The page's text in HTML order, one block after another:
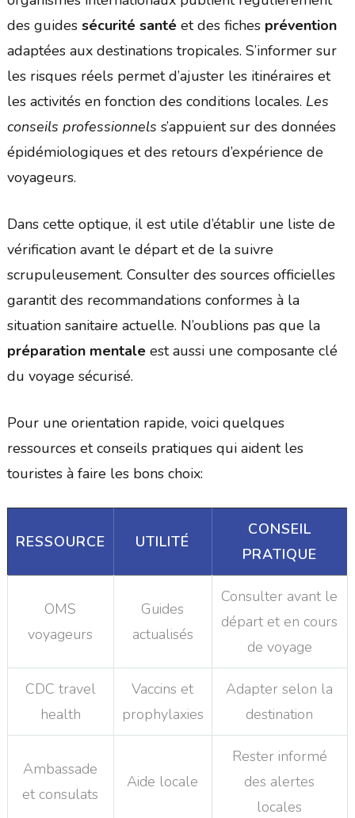
des guides sécurité santéet des fiches prévention
adaptées aux destinations tropicales. S’informer sur
les risques réels permet d’ajuster les itinéraires et
les activités en fonction des conditions locales. Les
conseils professionnels s’appuient sur des données
épidémiologiques et des retours d’expérience de
voyageurs.
Dans cette optique, il est utile d’établir une liste de
vérification avant le départ et de la suivre
scrupuleusement. Consulter des sources officielles
garantit des recommandations conformes à la
situation sanitaire actuelle. N’oublions pas que la
préparation mentaleest aussi une composante clé
du voyage sécurisé.
Pour une orientation rapide, voici quelques
ressources et conseils pratiques qui aident les
touristes à faire les bons choix:
RESSOURCE UTILITÉ
CONSEIL
PRATIQUE
OMS
voyageurs
Guides
actualisés
Consulter avant le
départ et en cours
de voyage
CDC travel
health
Vaccins et
prophylaxies
Adapter selon la
destination
Ambassade
et consulats
Aide locale
Rester informé
des alertes
locales